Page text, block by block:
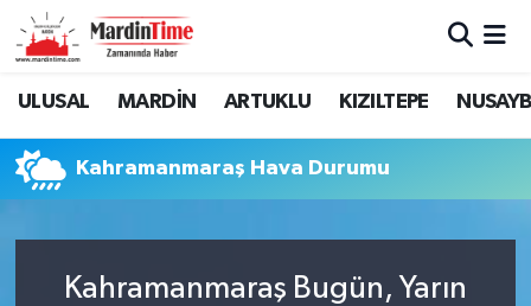
ULUSAL MARDİN ARTUKLU KIZILTEPE
Kahramanmaraş Hava Durumu
Kahramanmaraş Bugün, Yarın
Mardin Nöbetçi Eczaneler
Mardin Trafik Yoğunluk Haritası